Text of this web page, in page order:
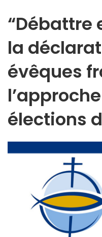
“Débattre
la
évêques
élections